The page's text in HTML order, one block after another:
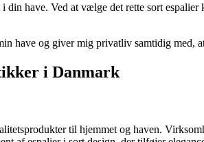
have. Ved at vælge det rette sort
have og giver mig privatliv samtidig med,
i Danmark
til hjemmet og haven.